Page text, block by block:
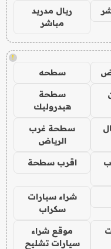
ريال مدريد
مباشر
!
سطحه
سطحة
هيدروليك
سطحة غرب
الرياض
اقرب سطحة
شراء سيارات
سكراب
موقع شراء
سيارات تشليح